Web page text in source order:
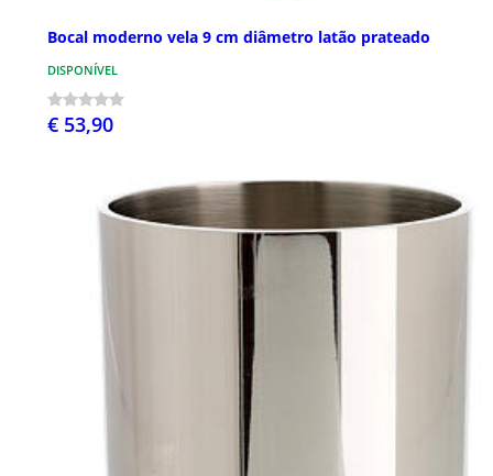
Bocal moderno vela 9 cm diâmetro latão prateado
DISPONÍVEL
€ 53,90